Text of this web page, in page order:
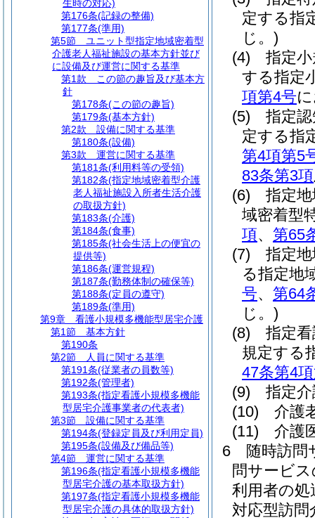
定する指
じ。)
(4)
指定
する指定
項第4号
(5)
指定
定する指
第4項第5
83条第3項
(6)
指定
域密着型
項、 第65
(7)
指定
る指定地
号、 第64
じ。)
(8)
指定
規定する
47条第4
(9)
指定
(10)
介護
(11)
介護
6
随時訪問
問サービ
利用者の処
対応型訪
生時の対応)
第176条(記録の整備)
第177条(準用)
第5節
ユニット型指定地域密着型
介護老人福祉施設の基本方針並び
に設備及び運営に関する基準
第1款
この節の趣旨及び基本方
針
第178条(この節の趣旨)
第179条(基本方針)
第2款
設備に関する基準
第180条(設備)
第3款
運営に関する基準
第181条(利用料等の受領)
第182条(指定地域密着型介護
老人福祉施設入所者生活介護
の取扱方針)
第183条(介護)
第184条(食事)
第185条(社会生活上の便宜の
提供等)
第186条(運営規程)
第187条(勤務体制の確保等)
第188条(定員の遵守)
第189条(準用)
第9章
看護小規模多機能型居宅介護
第1節
基本方針
第190条
第2節
人員に関する基準
第191条(従業者の員数等)
第192条(管理者)
第193条(指定看護小規模多機能
型居宅介護事業者の代表者)
第3節
設備に関する基準
第194条(登録定員及び利用定員)
第195条(設備及び備品等)
第4節
運営に関する基準
第196条(指定看護小規模多機能
型居宅介護の基本取扱方針)
第197条(指定看護小規模多機能
型居宅介護の具体的取扱方針)